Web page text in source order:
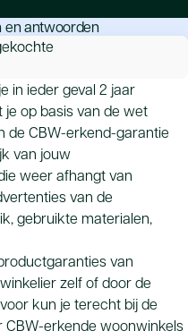
en antwoorden
in ieder geval 2 jaar
je op basis van de wet
de CBW-erkend-garantie
van jouw
weer afhangt van
van de
gebruikte materialen,
van
zelf of door de
kun je terecht bij de
CBW-erkende woonwinkels